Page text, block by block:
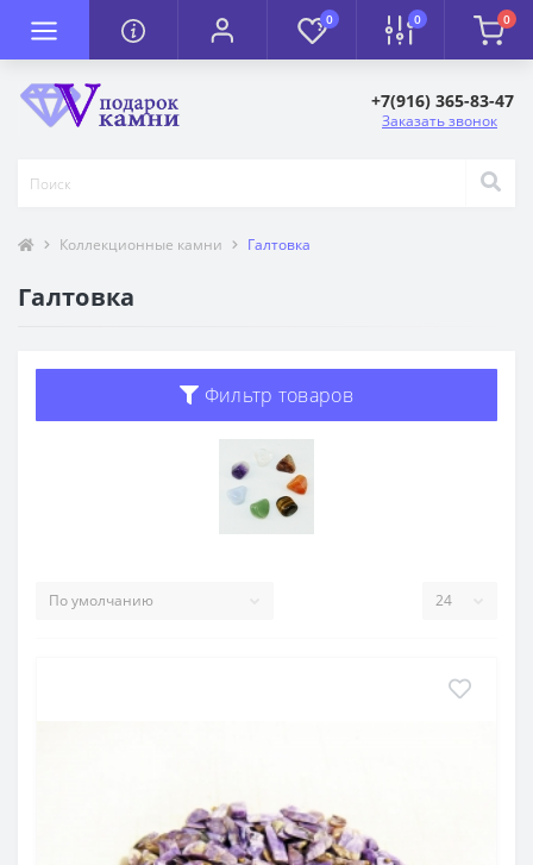
0 0 0
+7(916) 365-83-47
Заказать звонок
Коллекционные камни Галтовка
Галтовка
Фильтр товаров